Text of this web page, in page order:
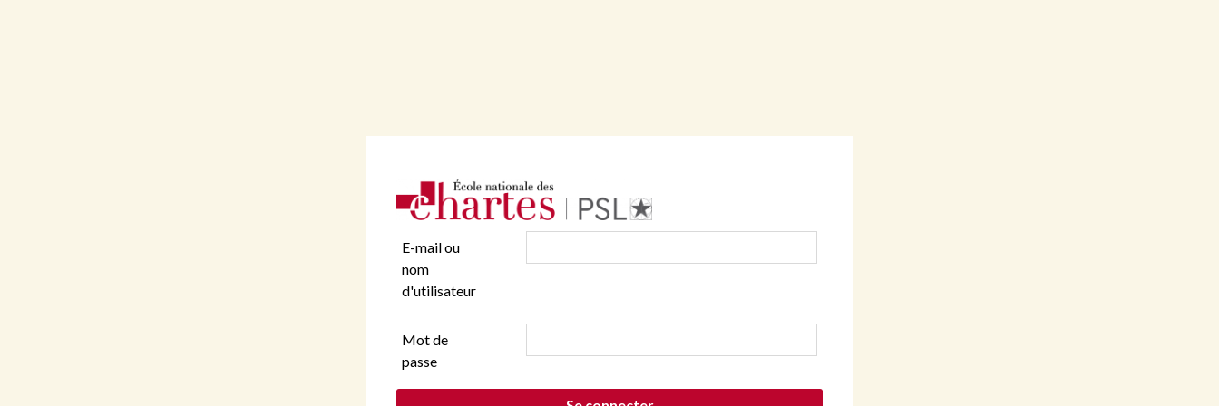
E-mail ou
nom
d'utilisateur
Mot de
passe